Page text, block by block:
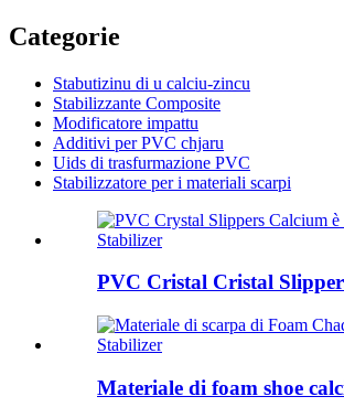
Categorie
Stabutizinu di u calciu-zincu
Stabilizzante Composite
Modificatore impattu
Additivi per PVC chjaru
Uids di trasfurmazione PVC
Stabilizzatore per i materiali scarpi
PVC Cristal Cristal
Materiale di foam shoe